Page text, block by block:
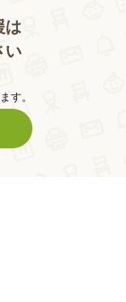
は
い
す。